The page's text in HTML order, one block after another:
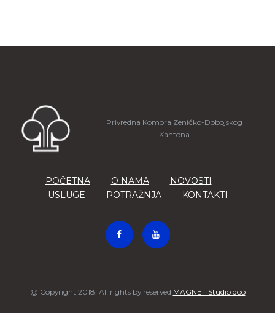
Privredna Komora Zeničko-Dobojskog
Kantona
POČETNA O NAMA
NOVOSTI
USLUGE
POTRAŽNJA KONTAKTI
@ Copyright 2018. All rights by reserved MAGNET Studio doo